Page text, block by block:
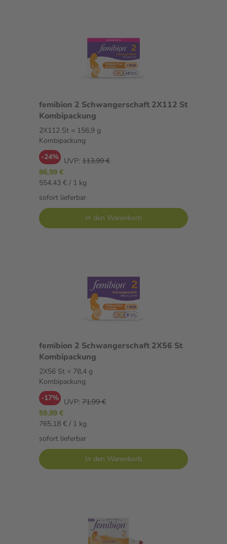
femibion 2 Schwangerschaft 2X112 St
Kombipackung
2X112 St = 156,9 g
Kombipackung
-24% UVP: 113,99 €
86,99 €
554,43 € / 1 kg
sofort lieferbar
In den Warenkorb
femibion 2 Schwangerschaft 2X56 St
Kombipackung
2X56 St = 78,4 g
Kombipackung
-17% UVP: 71,99 €
59,99 €
765,18 € / 1 kg
sofort lieferbar
In den Warenkorb